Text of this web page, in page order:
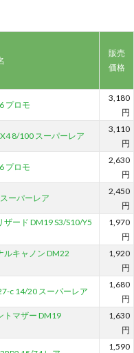
販売
価格
プロモ
3,180
円
8/100 スーパーレア
3,110
円
プロモ
2,630
円
ーパーレア
2,450
円
ード DM19 S3/S10/Y5
1,970
円
ルキャノン DM22
1,920
円
c 14/20 スーパーレア
1,680
円
トマザー DM19
1,630
円
1,590